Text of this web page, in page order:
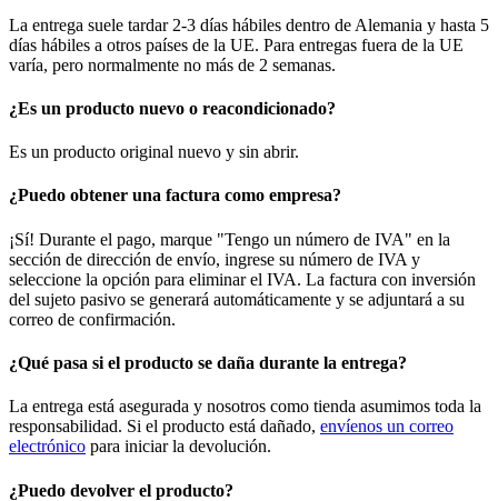
La entrega suele tardar 2-3 días hábiles dentro de Alemania y hasta 5
días hábiles a otros países de la UE. Para entregas fuera de la UE
varía, pero normalmente no más de 2 semanas.
¿Es un producto nuevo o reacondicionado?
Es un producto original nuevo y sin abrir.
¿Puedo obtener una factura como empresa?
¡Sí! Durante el pago, marque "Tengo un número de IVA" en la
sección de dirección de envío, ingrese su número de IVA y
seleccione la opción para eliminar el IVA. La factura con inversión
del sujeto pasivo se generará automáticamente y se adjuntará a su
correo de confirmación.
¿Qué pasa si el producto se daña durante la entrega?
La entrega está asegurada y nosotros como tienda asumimos toda la
responsabilidad. Si el producto está dañado, envíenos un correo
electrónico para iniciar la devolución.
¿Puedo devolver el producto?